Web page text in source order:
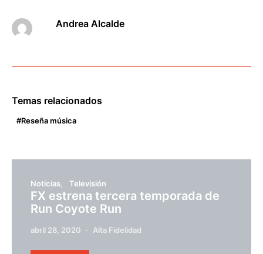
Andrea Alcalde
Temas relacionados
Reseña música
Noticias Televisión
FX estrena tercera temporada de
Run Coyote Run
abril 28, 2020 Alta Fidelidad